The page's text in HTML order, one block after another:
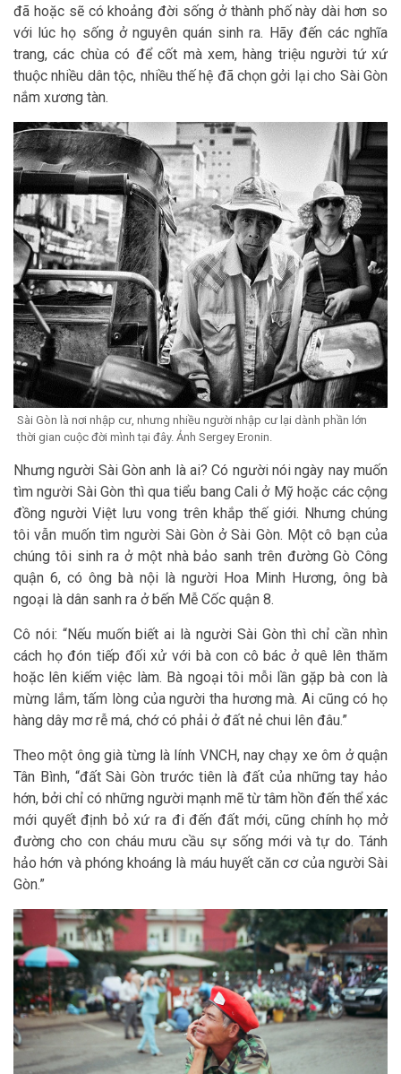
đã hoặc sẽ có khoảng đời sống ở thành phố này dài hơn so
với lúc họ sống ở nguyên quán sinh ra. Hãy đến các nghĩa
trang, các chùa có để cốt mà xem, hàng triệu người tứ xứ
thuộc nhiều dân tộc, nhiều thế hệ đã chọn gởi lại cho Sài Gòn
nắm xương tàn.
Sài Gòn là nơi nhập cư, nhưng nhiều người nhập cư lại dành phần lớn
thời gian cuộc đời mình tại đây. Ảnh Sergey Eronin.
Nhưng người Sài Gòn anh là ai? Có người nói ngày nay muốn
tìm người Sài Gòn thì qua tiểu bang Cali ở Mỹ hoặc các cộng
đồng người Việt lưu vong trên khắp thế giới. Nhưng chúng
tôi vẫn muốn tìm người Sài Gòn ở Sài Gòn. Một cô bạn của
chúng tôi sinh ra ở một nhà bảo sanh trên đường Gò Công
quận 6, có ông bà nội là người Hoa Minh Hương, ông bà
ngoại là dân sanh ra ở bến Mễ Cốc quận 8.
Cô nói: “Nếu muốn biết ai là người Sài Gòn thì chỉ cần nhìn
cách họ đón tiếp đối xử với bà con cô bác ở quê lên thăm
hoặc lên kiếm việc làm. Bà ngoại tôi mỗi lần gặp bà con là
mừng lắm, tấm lòng của người tha hương mà. Ai cũng có họ
hàng dây mơ rễ má, chớ có phải ở đất nẻ chui lên đâu.”
Theo một ông già từng là lính VNCH, nay chạy xe ôm ở quận
Tân Bình, “đất Sài Gòn trước tiên là đất của những tay hảo
hớn, bởi chỉ có những người mạnh mẽ từ tâm hồn đến thể xác
mới quyết định bỏ xứ ra đi đến đất mới, cũng chính họ mở
đường cho con cháu mưu cầu sự sống mới và tự do. Tánh
hảo hớn và phóng khoáng là máu huyết căn cơ của người Sài
Gòn.”